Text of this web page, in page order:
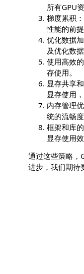
混合
度。
模型
所有
梯度
性能
优化
及优
使用
存使
显存
显存
统的
框架